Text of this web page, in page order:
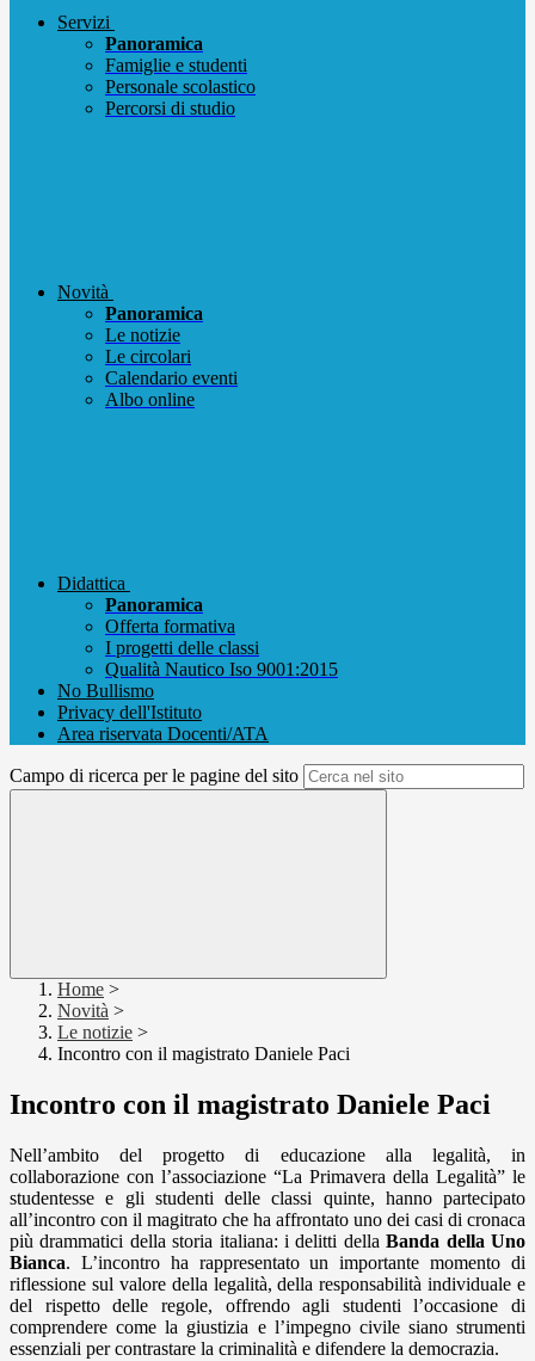
Servizi
Panoramica
Famiglie e studenti
Personale scolastico
Percorsi di studio
Novità
Panoramica
Le notizie
Le circolari
Calendario eventi
Albo online
Didattica
Panoramica
Offerta formativa
I progetti delle classi
Qualità Nautico Iso 9001:2015
No Bullismo
Privacy dell'Istituto
Area riservata Docenti/ATA
Campo di ricerca per le pagine del sito
Home >
Novità >
Le notizie >
Incontro con il magistrato Daniele Paci
Incontro con il magistrato Daniele Paci
Nell’ambito del progetto di educazione alla legalità, in
collaborazione con l’associazione “La Primavera della Legalità” le
studentesse e gli studenti delle classi quinte, hanno partecipato
all’incontro con il magitrato che ha affrontato uno dei casi di cronaca
più drammatici della storia italiana: i delitti dellaBanda della Uno
Bianca. L’incontro ha rappresentato un importante momento di
riflessione sul valore della legalità, della responsabilità individuale e
del rispetto delle regole, offrendo agli studenti l’occasione di
comprendere come la giustizia e l’impegno civile siano strumenti
essenziali per contrastare la criminalità e difendere la democrazia.